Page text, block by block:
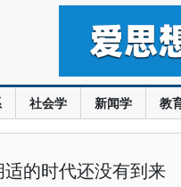
社会学 新闻学 教
适的时代还没有到来